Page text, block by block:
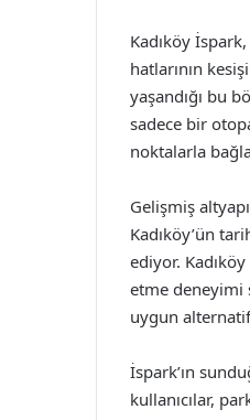
Kadıköy
hatlarının
yaşandığı bu
sadece bir
noktalarla
Gelişmiş
Kadıköy’ün
ediyor.
etme deneyimi
uygun
İspark’ın
kullanıcılar,